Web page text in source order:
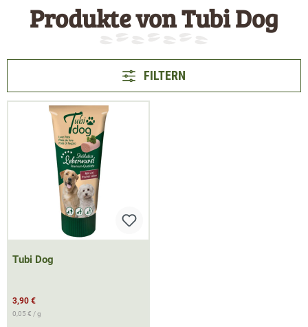
Produkte von Tubi Dog
FILTERN
Tubi Dog
3,90 €
0,05 € / g